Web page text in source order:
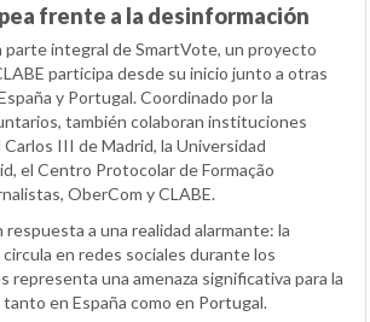
frente a la desinformación
parte integral de SmartVote, un proyecto
participa desde su inicio junto a otras
y Portugal. Coordinado por la
también colaboran instituciones
III de Madrid, la Universidad
el Centro Protocolar de Formação
OberCom y CLABE.
a una realidad alarmante: la
en redes sociales durante los
representa una amenaza significativa para la
en España como en Portugal.